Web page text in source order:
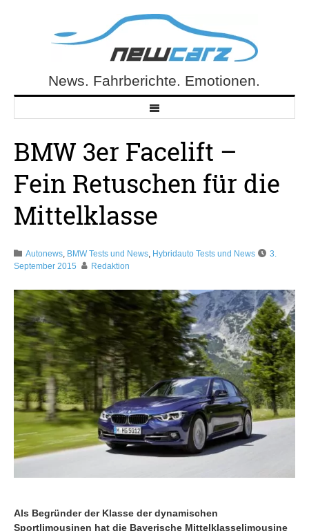
NewCarz.deNews. Fahrberichte. Emotionen.
BMW 3er Facelift –
Fein Retuschen für die
Mittelklasse
Autonews, BMW Tests und News, Hybridauto Tests und News
3.
September 2015
Redaktion
Als Begründer der Klasse der dynamischen
Sportlimousinen hat die Bayerische Mittelklasselimousine